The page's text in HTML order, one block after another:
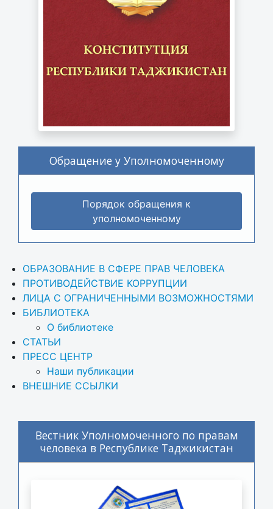
Обращение у Уполномоченному
Порядок обращения к
уполномоченному
ОБРАЗОВАНИЕ В СФЕРЕ ПРАВ ЧЕЛОВЕКА
ПРОТИВОДЕЙСТВИЕ КОРРУПЦИИ
ЛИЦА С ОГРАНИЧЕННЫМИ ВОЗМОЖНОСТЯМИ
БИБЛИОТЕКА
О библиотеке
СТАТЬИ
ПРЕСС ЦЕНТР
Наши публикации
ВНЕШНИЕ ССЫЛКИ
Вестник Уполномоченного по правам
человека в Республике Таджикистан